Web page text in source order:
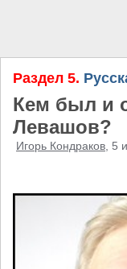
Раздел 5.
Кем был и
Левашов?
Игорь Кондраков , 5